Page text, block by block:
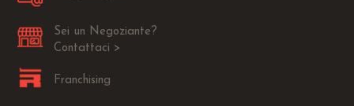
Sei un Negoziante?
Contattaci >
Franchising